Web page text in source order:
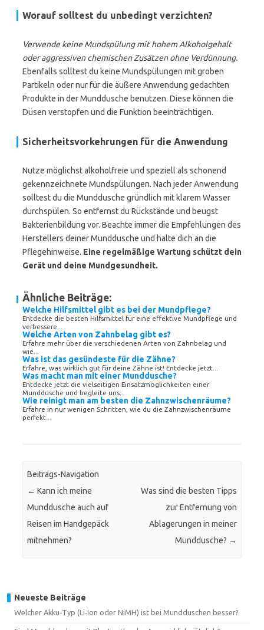
Worauf solltest du unbedingt verzichten?
Verwende keine Mundspülung mit hohem Alkoholgehalt
oder aggressiven chemischen Zusätzen ohne Verdünnung.
Ebenfalls solltest du keine Mundspülungen mit groben
Partikeln oder nur für die äußere Anwendung gedachten
Produkte in der Munddusche benutzen. Diese können die
Düsen verstopfen und die Funktion beeinträchtigen.
Sicherheitsvorkehrungen für die Anwendung
Nutze möglichst alkoholfreie und speziell als schonend
gekennzeichnete Mundspülungen. Nach jeder Anwendung
solltest du die Munddusche gründlich mit klarem Wasser
durchspülen. So entfernst du Rückstände und beugst
Bakterienbildung vor. Beachte immer die Empfehlungen des
Herstellers deiner Munddusche und halte dich an die
Pflegehinweise. Eine regelmäßige Wartung schützt dein
Gerät und deine Mundgesundheit.
Ähnliche Beiträge:
Welche Hilfsmittel gibt es bei der Mundpflege?
Entdecke die besten Hilfsmittel für eine effektive Mundpflege und
verbessere...
Welche Arten von Zahnbelag gibt es?
Erfahre mehr über die verschiedenen Arten von Zahnbelag und
wie...
Was ist das gesündeste für die Zähne?
Erfahre, was wirklich gut für deine Zähne ist! Entdecke jetzt...
Was macht man mit einer Munddusche?
Entdecke jetzt die vielseitigen Einsatzmöglichkeiten einer
Munddusche und begleite uns...
Wie reinigt man am besten die Zahnzwischenräume?
Erfahre in nur wenigen Schritten, wie du die Zahnzwischenräume
perfekt...
Beitrags-Navigation
← Kann ich meine
Munddusche auch auf
Reisen im Handgepäck
mitnehmen?
Was sind die besten Tipps
zur Entfernung von
Ablagerungen in meiner
Munddusche? →
Neueste Beiträge
Welcher Akku‑Typ (Li‑Ion oder NiMH) ist bei Mundduschen besser?